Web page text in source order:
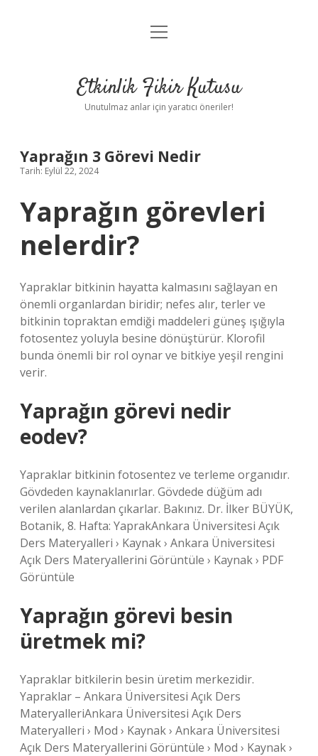
Anasayfa
Yasal Uyarı
menüyü
Etkinlik Fikir Kutusu
Unutulmaz anlar için yaratıcı öneriler!
Yaprağın 3 Görevi Nedir
Tarih: Eylül 22, 2024
Yaprağın görevleri
nelerdir?
Yapraklar bitkinin hayatta kalmasını sağlayan en
önemli organlardan biridir; nefes alır, terler ve
bitkinin topraktan emdiği maddeleri güneş ışığıyla
fotosentez yoluyla besine dönüştürür. Klorofil
bunda önemli bir rol oynar ve bitkiye yeşil rengini
verir.
Yaprağın görevi nedir
eodev?
Yapraklar bitkinin fotosentez ve terleme organıdır.
Gövdeden kaynaklanırlar. Gövdede düğüm adı
verilen alanlardan çıkarlar. Bakınız. Dr. İlker BÜYÜK,
Botanik, 8. Hafta: YaprakAnkara Üniversitesi Açık
Ders Materyalleri › Kaynak › Ankara Üniversitesi
Açık Ders Materyallerini Görüntüle › Kaynak › PDF
Görüntüle
Yaprağın görevi besin
üretmek mi?
Yapraklar bitkilerin besin üretim merkezidir.
Yapraklar – Ankara Üniversitesi Açık Ders
MateryalleriAnkara Üniversitesi Açık Ders
Materyalleri › Mod › Kaynak › Ankara Üniversitesi
Açık Ders Materyallerini Görüntüle › Mod › Kaynak ›